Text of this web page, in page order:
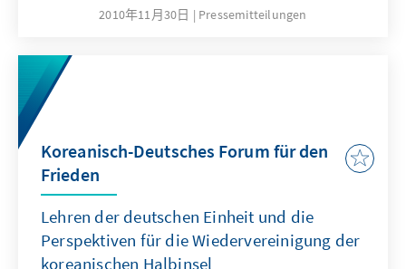
2010年11月30日 Pressemitteilungen
Koreanisch-Deutsches Forum für den
Frieden
Lehren der deutschen Einheit und die
Perspektiven für die Wiedervereinigung der
koreanischen Halbinsel